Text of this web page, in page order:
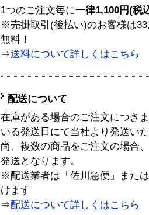
1つのご注文毎に一律1,100円(税
※売掛取引(後払い)のお客様は
無料！
⇒送料について詳しくはこちら
配送について
在庫がある場合のご注文につき
いる発送日にて当社より発送い
尚、複数の商品をご注文の場合
発送となります。
※配送業者は「佐川急便」また
けます
⇒配送について詳しくはこちら